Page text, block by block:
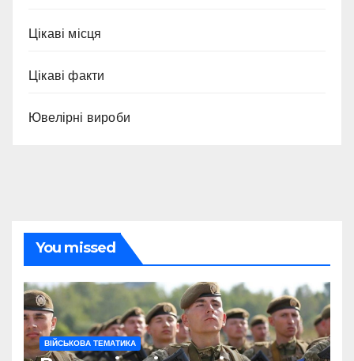
Цікаві місця
Цікаві факти
Ювелірні вироби
You missed
ВІЙСЬКОВА ТЕМАТИКА